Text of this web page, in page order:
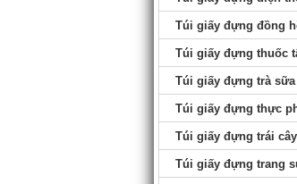
Túi giấy đựng đồng
Túi giấy đựng thuốc
Túi giấy đựng trà sữa
Túi giấy đựng thực
Túi giấy đựng trái cây
Túi giấy đựng trang